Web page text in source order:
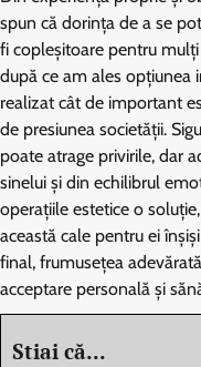
spun că dorința de a se
fi copleșitoare pentru
după ce am ales opțiunea
realizat cât de important
de presiunea societății.
poate atrage privirile, dar
sinelui și din echilibrul
operațiile estetice o
această cale pentru ei
final, frumusețea
acceptare personală și
Stiai că...